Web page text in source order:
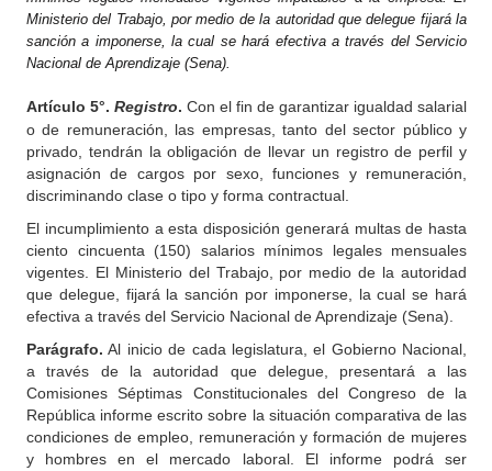
Ministerio del Trabajo, por medio de la autoridad que delegue fijará la
sanción a imponerse, la cual se hará efectiva a través del Servicio
Nacional de Aprendizaje (Sena).
Artículo 5°. Registro. Con el fin de garantizar igualdad salarial
o de remuneración, las empresas, tanto del sector público y
privado, tendrán la obligación de llevar un registro de perfil y
asignación de cargos por sexo, funciones y remuneración,
discriminando clase o tipo y forma contractual.
El incumplimiento a esta disposición generará multas de hasta
ciento cincuenta (150) salarios mínimos legales mensuales
vigentes. El Ministerio del Trabajo, por medio de la autoridad
que delegue, fijará la sanción por imponerse, la cual se hará
efectiva a través del Servicio Nacional de Aprendizaje (Sena).
Parágrafo. Al inicio de cada legislatura, el Gobierno Nacional,
a través de la autoridad que delegue, presentará a las
Comisiones Séptimas Constitucionales del Congreso de la
República informe escrito sobre la situación comparativa de las
condiciones de empleo, remuneración y formación de mujeres
y hombres en el mercado laboral. El informe podrá ser